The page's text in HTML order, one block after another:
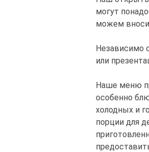
могут
можем
Независимо
или
Наше меню
особенно
холодных и
порции для